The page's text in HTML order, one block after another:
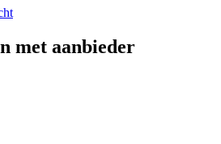
met aanbieder